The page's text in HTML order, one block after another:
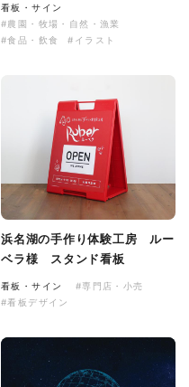
看板・サイン
#農園・牧場・自然・漁業
#食品・飲食
#イラスト
浜名湖の手作り体験工房 ルー
ベラ様 スタンド看板
看板・サイン
#専門店・小売
#看板デザイン